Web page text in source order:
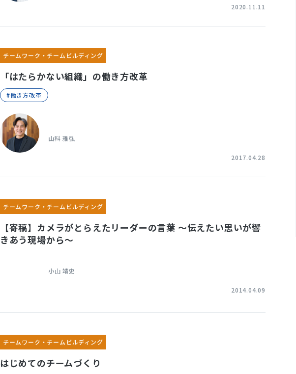
2020.11.11
チームワーク・チームビルディング
「はたらかない組織」の働き方改革
#働き方改革
山科 雅弘
2017.04.28
チームワーク・チームビルディング
【寄稿】カメラがとらえたリーダーの言葉 ～伝えたい思いが響
きあう現場から～
小山 靖史
2014.04.09
チームワーク・チームビルディング
はじめてのチームづくり